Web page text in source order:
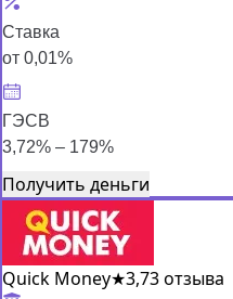
Ставка
от 0,01%
ГЭСВ
3,72% – 179%
Получить деньги
Quick Money★3,73 отзыва